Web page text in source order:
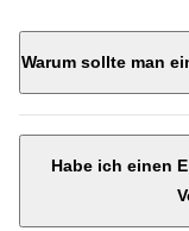
Warum sollte man
Wechsel
Habe ich einen